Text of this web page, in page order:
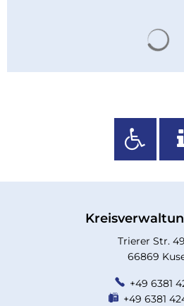
Trierer Str.
66869
+49 6381
+49 6381